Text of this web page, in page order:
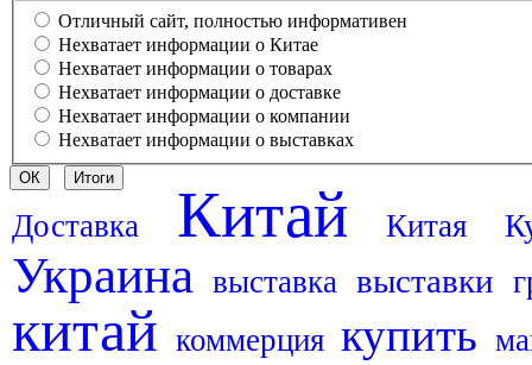
Отличный сайт, полностью информативен
Нехватает информации о Китае
Нехватает информации о товарах
Нехватает информации о доставке
Нехватает информации о компании
Нехватает информации о выставках
Доставка Китай Китая
Украина выставка выставки
китай коммерция купить